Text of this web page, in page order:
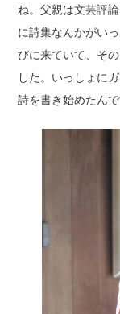
ね。父親は文芸評
に詩集なんかがい
びに来ていて、そ
した。いっしょに
詩を書き始めたんで